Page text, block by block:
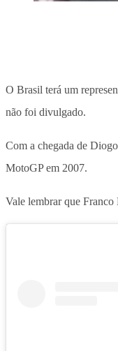
O Brasil terá um
não foi divulgado.
Com a chegada de
MotoGP em 2007.
Vale lembrar que